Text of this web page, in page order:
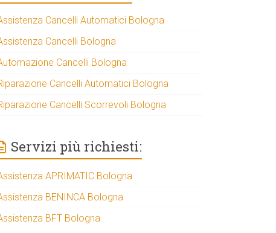
Cancelli Automatici Bologna
Cancelli Bologna
Cancelli Bologna
Cancelli Automatici Bologna
Cancelli Scorrevoli Bologna
Servizi più richiesti:
APRIMATIC Bologna
BENINCA Bologna
BFT Bologna